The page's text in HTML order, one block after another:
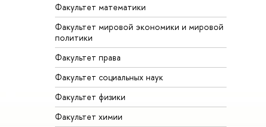
Факультет математики
Факультет мировой экономики и мировой
политики
Факультет права
Факультет социальных наук
Факультет физики
Факультет химии